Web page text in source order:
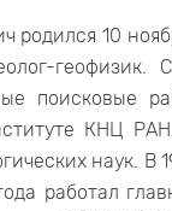
родился 10
поисковые
КНЦ
наук. В
работал